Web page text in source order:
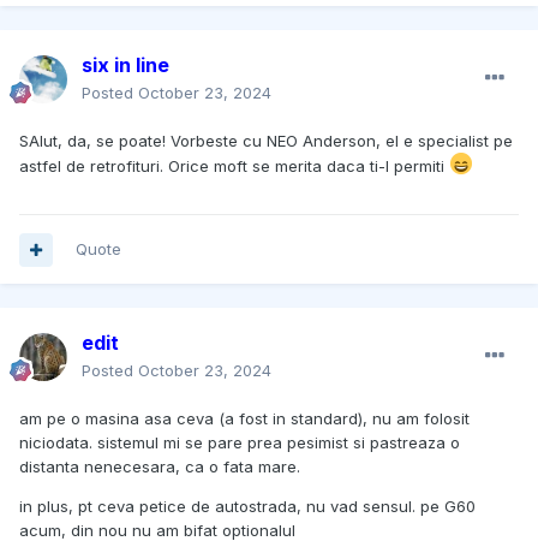
six in line
Posted October 23, 2024
SAlut, da, se poate! Vorbeste cu NEO Anderson, el e specialist pe
astfel de retrofituri. Orice moft se merita daca ti-l permiti
Quote
edit
Posted October 23, 2024
am pe o masina asa ceva (a fost in standard), nu am folosit
niciodata. sistemul mi se pare prea pesimist si pastreaza o
distanta nenecesara, ca o fata mare.
in plus, pt ceva petice de autostrada, nu vad sensul. pe G60
acum, din nou nu am bifat optionalul